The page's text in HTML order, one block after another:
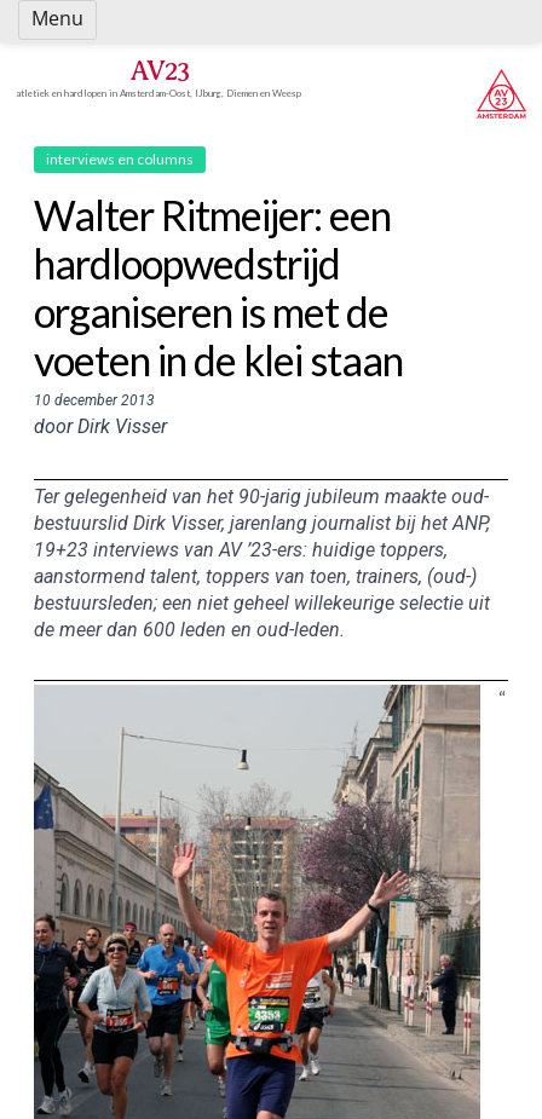
Spring
naar
AV23
atletiek en hardlopen in Amsterdam-Oost, IJburg, Diemen en Weesp
interviews en columns
Walter Ritmeijer: een
hardloopwedstrijd
organiseren is met de
voeten in de klei staan
10 december 2013
door Dirk Visser
Ter gelegenheid van het 90-jarig jubileum maakte oud-
bestuurslid Dirk Visser, jarenlang journalist bij het ANP,
19+23 interviews van AV ’23-ers: huidige toppers,
aanstormend talent, toppers van toen, trainers, (oud-)
bestuursleden; een niet geheel willekeurige selectie uit
de meer dan 600 leden en oud-leden.
“
Menu